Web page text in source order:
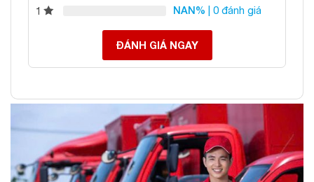
1
NAN% | 0 đánh giá
ĐÁNH GIÁ NGAY